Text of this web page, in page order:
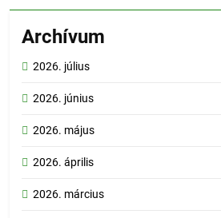
Archívum
2026. július
2026. június
2026. május
2026. április
2026. március